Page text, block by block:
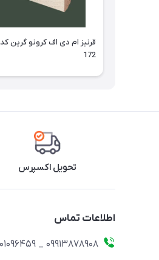
قرنیز ام دی اف کرونو گرین کد
172
تحویل اکسپرس
اطلاعات تماس
09913878908 _ 09201096459 _ 021.28424157